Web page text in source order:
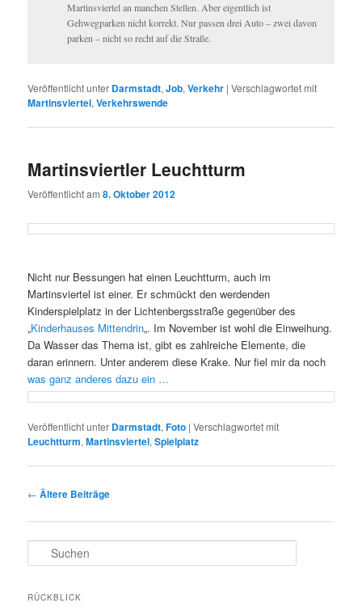
Martinsviertel an manchen Stellen. Aber eigentlich ist
Gehwegparken nicht korrekt. Nur passen drei Auto – zwei davon
parken – nicht so recht auf die Straße.
Veröffentlicht unter Darmstadt,Job,Verkehr |Verschlagwortet mit
Martinsviertel,Verkehrswende
Martinsviertler Leuchtturm
Veröffentlicht am8. Oktober 2012
Nicht nur Bessungen hat einen Leuchtturm, auch im
Martinsviertel ist einer. Er schmückt den werdenden
Kinderspielplatz in der Lichtenbergsstraße gegenüber des
„Kinderhauses Mittendrin„. Im November ist wohl die Einweihung.
Da Wasser das Thema ist, gibt es zahlreiche Elemente, die
daran erinnern. Unter anderem diese Krake. Nur fiel mir da noch
was ganz anderes dazu ein …
Veröffentlicht unter Darmstadt,Foto |Verschlagwortet mit
Leuchtturm,Martinsviertel,Spielplatz
Beitragsnavigation
← Ältere Beiträge
u
h
RÜCKBLICK